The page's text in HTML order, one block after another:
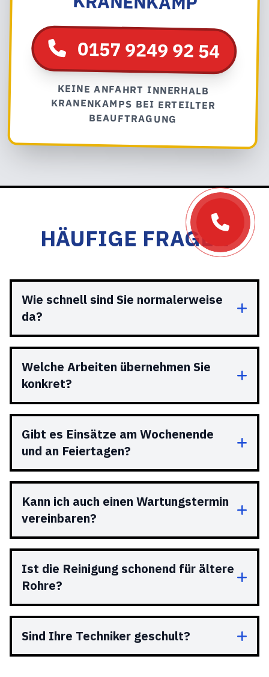
0157 9249 92 54
KEINE ANFAHRT INNERHALB
KRANENKAMPS BEI ERTEILTER
BEAUFTRAGUNG
HÄUFIGE FRAGEN
Wie schnell sind Sie normalerweise
da?
Welche Arbeiten übernehmen Sie
konkret?
Gibt es Einsätze am Wochenende
und an Feiertagen?
Kann ich auch einen Wartungstermin
vereinbaren?
Ist die Reinigung schonend für ältere
Rohre?
Sind Ihre Techniker geschult?